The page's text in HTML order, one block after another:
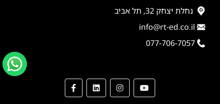
נחלת יצחק 32, תל אביב
info@rt-ed.co.il
077-706-7057